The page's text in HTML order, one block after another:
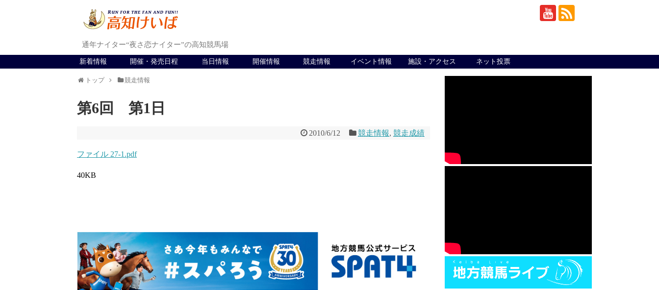
通年ナイター“夜さ恋ナイター”の高知競馬場
新着情報 開催・発売日程 当日情報 開催情報 競走情報 イベント情報 施設・アクセス ネット投票
トップ 競走情報
第6回 第1日
2010/6/12 競走情報, 競走成績
ファイル 27-1.pdf
40KB